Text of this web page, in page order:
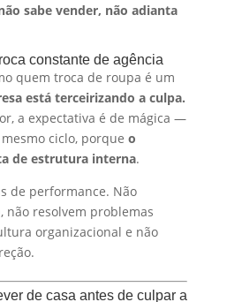
sabe vender, não adianta
constante de agência
quem troca de roupa é um
está terceirizando a culpa.
a expectativa é de mágica —
ciclo, porque o
de estrutura interna.
de performance. Não
não resolvem problemas
organizacional e não
de casa antes de culpar a